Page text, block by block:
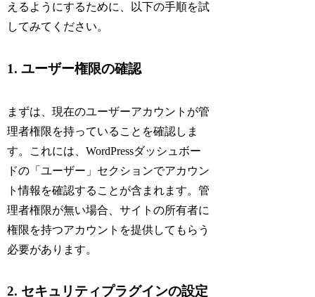
えるようにするために、以下の手順を試
してみてください。
1. ユーザー権限の確認
まずは、現在のユーザーアカウントが管
理者権限を持っていることを確認しま
す。これには、WordPressダッシュボー
ドの「ユーザー」セクションでアカウン
ト情報を確認することが含まれます。管
理者権限が無い場合、サイトの所有者に
権限を持つアカウントを提供してもらう
必要があります。
2. セキュリティプラグインの設定